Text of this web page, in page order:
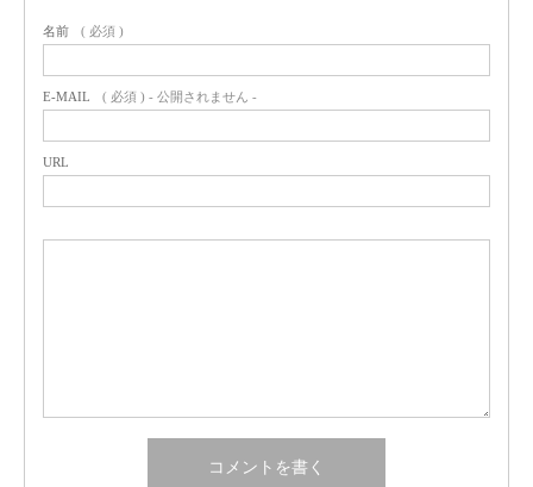
名前 ( 必須 )
E-MAIL ( 必須 ) - 公開されません -
URL